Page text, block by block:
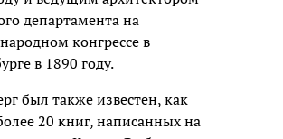
департамента на
конгрессе в
в 1890 году.
был также известен, как
20 книг, написанных на